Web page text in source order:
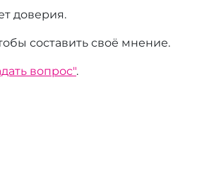
доверия.
составить своё мнение.
вопрос".